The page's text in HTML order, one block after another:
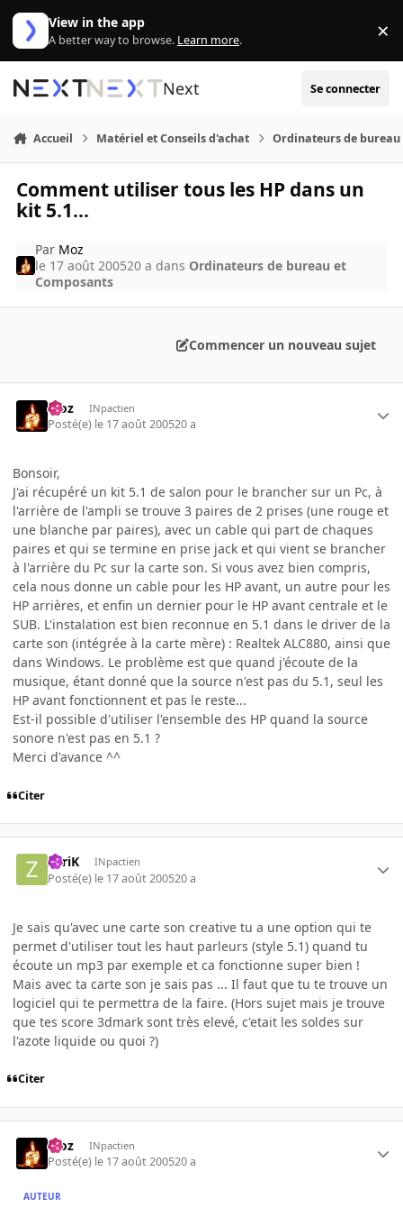
Aller au contenu
View in the app
A better way to browse. Learn more. ×
Next Se connecter
Accueil Matériel et Conseils d'achat Ordinateurs de bureau
Comment utiliser tous les HP dans un
kit 5.1...
Par Moz
le 17 août 200520 a dans Ordinateurs de bureau et
Composants
Commencer un nouveau sujet
Moz INpactien
Posté(e) le 17 août 200520 a
Bonsoir,
J'ai récupéré un kit 5.1 de salon pour le brancher sur un Pc, à
l'arrière de l'ampli se trouve 3 paires de 2 prises (une rouge et
une blanche par paires), avec un cable qui part de chaques
paires et qui se termine en prise jack et qui vient se brancher
à l'arrière du Pc sur la carte son. Si vous avez bien compris,
cela nous donne un cable pour les HP avant, un autre pour les
HP arrières, et enfin un dernier pour le HP avant centrale et le
SUB. L'instalation est bien reconnue en 5.1 dans le driver de la
carte son (intégrée à la carte mère) : Realtek ALC880, ainsi que
dans Windows. Le problème est que quand j'écoute de la
musique, étant donné que la source n'est pas du 5.1, seul les
HP avant fonctionnent et pas le reste...
Est-il possible d'utiliser l'ensemble des HP quand la source
sonore n'est pas en 5.1 ?
Merci d'avance ^^
Citer
ZyriK INpactien
Posté(e) le 17 août 200520 a
Je sais qu'avec une carte son creative tu a une option qui te
permet d'utiliser tout les haut parleurs (style 5.1) quand tu
écoute un mp3 par exemple et ca fonctionne super bien !
Mais avec ta carte son je sais pas ... Il faut que tu te trouve un
logiciel qui te permettra de la faire. (Hors sujet mais je trouve
que tes score 3dmark sont très elevé, c'etait les soldes sur
l'azote liquide ou quoi ?)
Citer
Moz INpactien
Posté(e) le 17 août 200520 a
AUTEUR